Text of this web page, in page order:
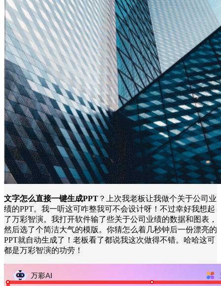
文字怎么直接一键生成PPT ？上次我老板让我做个关于公司业
绩的PPT。我一听这可咋整我可不会设计呀！不过幸好我想起
了万彩智演。我打开软件输了些关于公司业绩的数据和图表，
然后选了个简洁大气的模版。你猜怎么着几秒钟后一份漂亮的
PPT就自动生成了！老板看了都说我这次做得不错。哈哈这可
都是万彩智演的功劳！